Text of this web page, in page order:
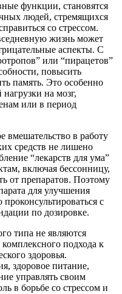
функции, становятся
людей, стремящихся
со стрессом.
жизнь может
аспекты. С
или “пирацетов”
повысить
память. Это особенно
на мозг,
или в период
вмешательство в работу
средств не лишено
“лекарств для ума”
включая бессонницу,
от препаратов. Поэтому
для улучшения
с
по дозировке.
типа не являются
подхода к
здоровья.
здоровое питание,
управлять своим
в борьбе со стрессом и